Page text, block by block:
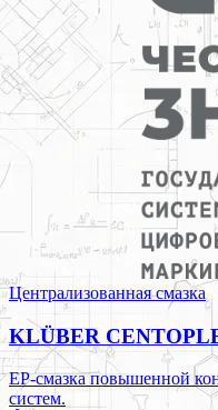
Централизованная смазка
KLÜBER
EP-смазка повышенной
систем.